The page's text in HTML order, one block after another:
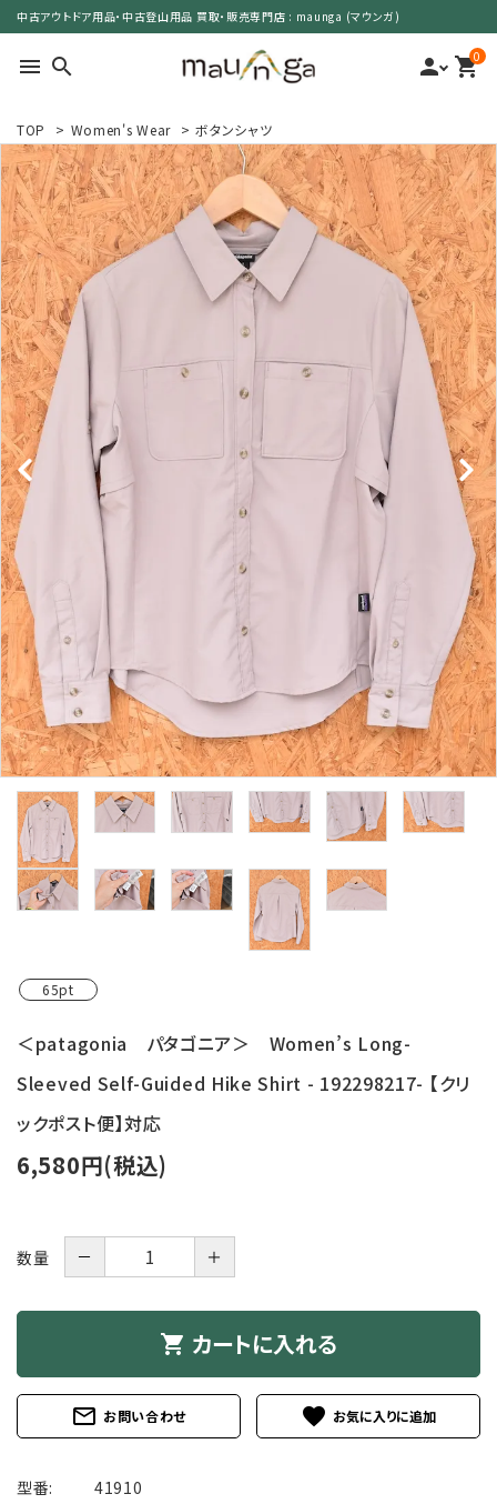
中古アウトドア用品・中古登山用品 買取・販売専門店 : maunga (マウンガ)
menu search person 0
shopping_cart
search
カテゴリーで選ぶ
サイズで選ぶ
特集で選ぶ
価格で選ぶ
買取案内
レンタル・修理
POLICY
INFORMATION
ACCOUNT MENU
ようこそ ゲスト 様
meeting_room ログイン person 新規会員登録
TOP > Women's Wear > ボタンシャツ
65pt
＜patagonia パタゴニア＞ Women’s Long-
Sleeved Self-Guided Hike Shirt - 192298217- 【クリ
ックポスト便】対応
6,580円(税込)
数量 － ＋
shopping_cart カートに入れる
mail_outline お問い合わせ favorite
型番: 41910